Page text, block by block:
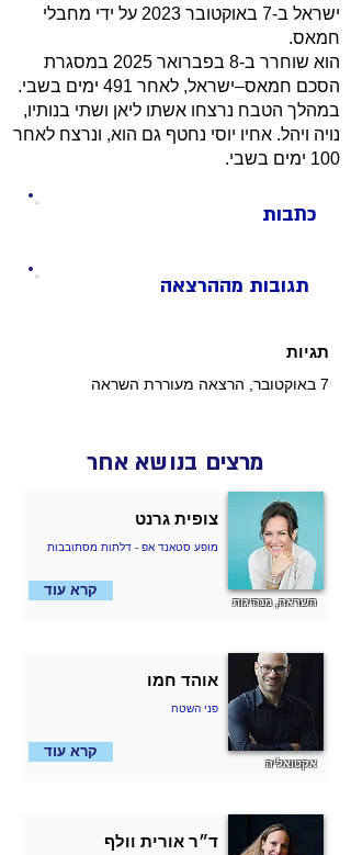
ישראל ב-7 באוקטובר 2023 על ידי מחבלי
חמאס.
הוא שוחרר ב-8 בפברואר 2025 במסגרת
הסכם חמאס–ישראל, לאחר 491 ימים בשבי.
במהלך הטבח נרצחו אשתו ליאן ושתי בנותיו,
נויה ויהל. אחיו יוסי נחטף גם הוא, ונרצח לאחר
100 ימים בשבי.
כתבות
תגובות מההרצאה
תגיות
7 באוקטובר, הרצאה מעוררת השראה
מרצים בנושא אחר
קרא עוד
השראה, מנהיגות
צופית גרנט
מופע סטאנד אפ - דלתות מסתובבות
קרא עוד
אקטואליה
אוהד חמו
פני השטח
ד״ר אורית וולף